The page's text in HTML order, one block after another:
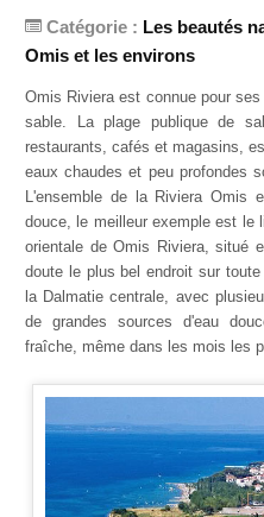
Catégorie : Les beautés
Omis et les environs
Omis Riviera est connue pour
sable. La plage publique de
restaurants, cafés et magasins,
eaux chaudes et peu profondes
L'ensemble de la Riviera Omis
douce, le meilleur exemple est le
orientale de Omis Riviera, situé
doute le plus bel endroit sur
la Dalmatie centrale, avec
de grandes sources d'eau
fraîche, même dans les mois les